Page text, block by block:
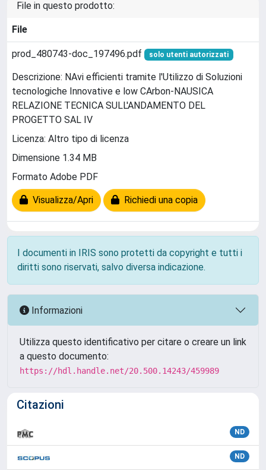
File in questo prodotto:
File
prod_480743-doc_197496.pdf solo utenti autorizzati
Descrizione: NAvi efficienti tramite l'Utilizzo di Soluzioni
tecnologiche Innovative e low CArbon-NAUSICA
RELAZIONE TECNICA SULL'ANDAMENTO DEL
PROGETTO SAL IV
Licenza: Altro tipo di licenza
Dimensione 1.34 MB
Formato Adobe PDF
Visualizza/Apri Richiedi una copia
I documenti in IRIS sono protetti da copyright e tutti i
diritti sono riservati, salvo diversa indicazione.
Informazioni
Utilizza questo identificativo per citare o creare un link
a questo documento:
https://hdl.handle.net/20.500.14243/459989
Citazioni
ND
ND